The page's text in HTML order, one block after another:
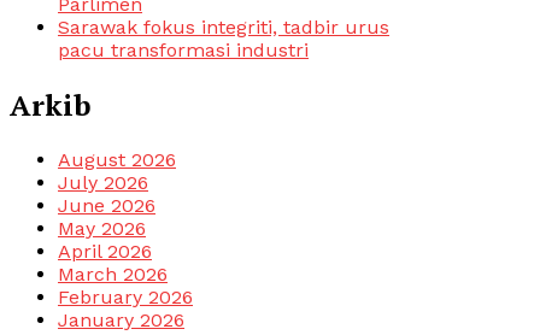
Parlimen
Sarawak fokus integriti, tadbir urus
pacu transformasi industri
Arkib
August 2026
July 2026
June 2026
May 2026
April 2026
March 2026
February 2026
January 2026